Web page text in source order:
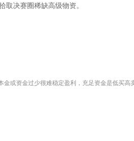
决赛圈稀缺高级物资。
或资金过少很难稳定盈利，充足资金是低买高